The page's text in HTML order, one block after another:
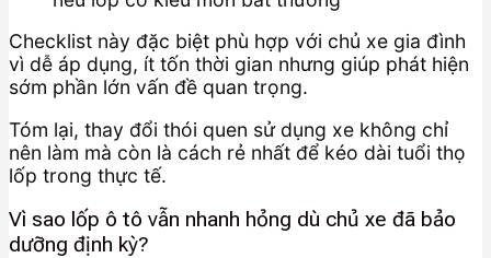
Checklist này đặc biệt phù hợp với chủ xe gia đình
vì dễ áp dụng, ít tốn thời gian nhưng giúp phát hiện
sớm phần lớn vấn đề quan trọng.
Tóm lại, thay đổi thói quen sử dụng xe không chỉ
nên làm mà còn là cách rẻ nhất để kéo dài tuổi thọ
lốp trong thực tế.
Vì sao lốp ô tô vẫn nhanh hỏng dù chủ xe đã bảo
dưỡng định kỳ?